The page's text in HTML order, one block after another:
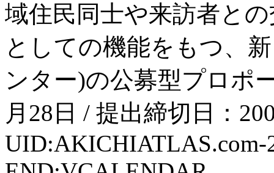
域住民同士や来訪者と
としての機能をもつ、
ンター)の公募型プロポ
月28日 / 提出締切日：
UID:AKICHIATLAS.com-